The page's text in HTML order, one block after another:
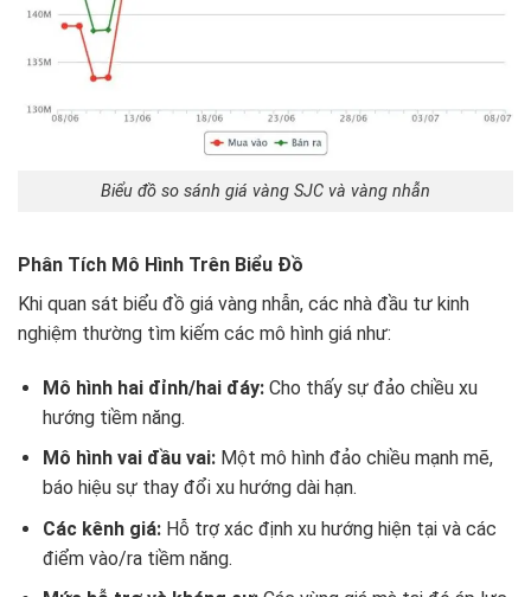
Biểu đồ so sánh giá vàng SJC và vàng nhẫn
Phân Tích Mô Hình Trên Biểu Đồ
Khi quan sát biểu đồ giá vàng nhẫn, các nhà đầu tư kinh
nghiệm thường tìm kiếm các mô hình giá như:
Mô hình hai đỉnh/hai đáy:Cho thấy sự đảo chiều xu
hướng tiềm năng.
Mô hình vai đầu vai:Một mô hình đảo chiều mạnh mẽ,
báo hiệu sự thay đổi xu hướng dài hạn.
Các kênh giá:Hỗ trợ xác định xu hướng hiện tại và các
điểm vào/ra tiềm năng.